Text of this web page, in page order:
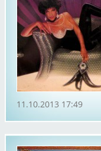
11.10.2013 17:49